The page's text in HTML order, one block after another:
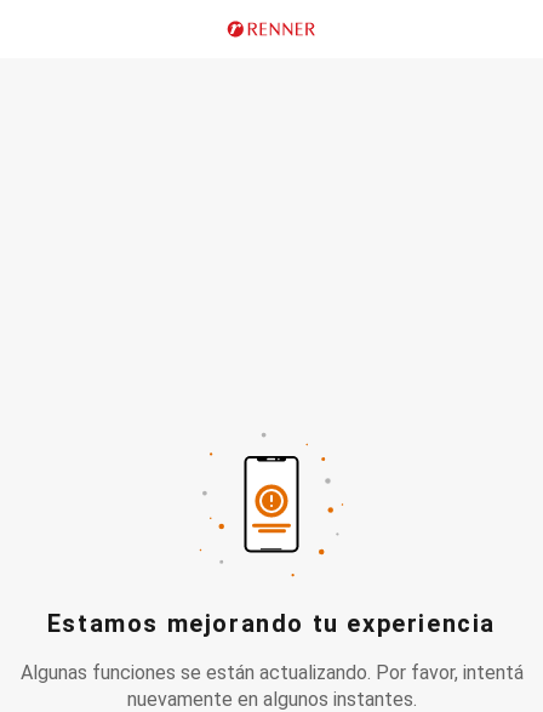
Estamos mejorando tu experiencia
Algunas funciones se están actualizando. Por favor, intentá
nuevamente en algunos instantes.